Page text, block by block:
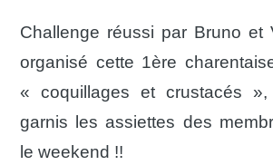
Challenge réussi par Bruno et
organisé cette 1ère
« coquillages et crustacés
garnis les assiettes des
le weekend !!